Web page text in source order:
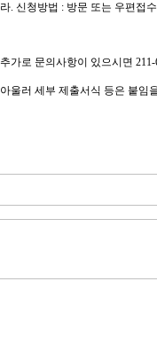
라. 신청방법 : 방문 또는 우편접
추가로 문의사항이 있으시면
아울러 세부 제출서식 등은 붙임